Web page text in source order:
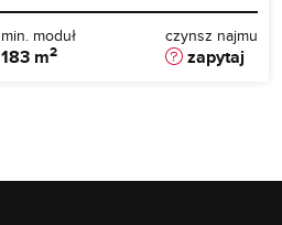
min. moduł
183 m2
czynsz najmu
zapytaj